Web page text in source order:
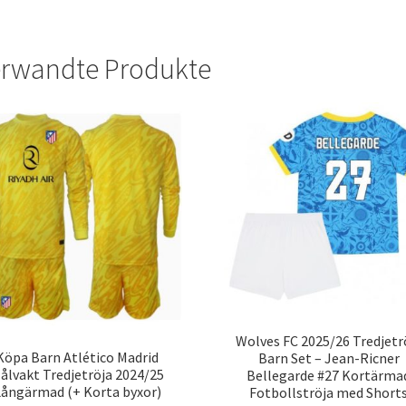
Produkte
Barn Atlético Madrid
Tredjetröja 2024/25
(+ Korta byxor)
Wolves FC 2025/26
Barn Set – Jean-Ricner
Bellegarde #27
Fotbollströja med